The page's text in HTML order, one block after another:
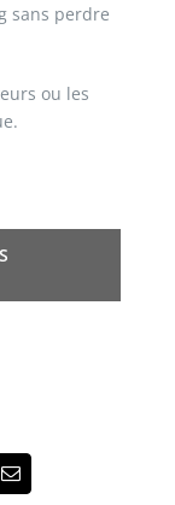
sans perdre
ou les
Email